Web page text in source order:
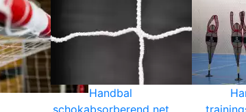
Handbal
schokabsorberend net